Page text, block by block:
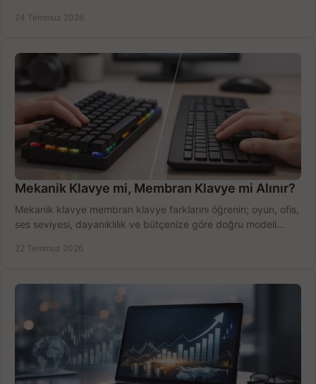
24 Temmuz 2026
Mekanik Klavye mi, Membran Klavye mi Alınır?
Mekanik klavye membran klavye farklarını öğrenin; oyun, ofis,
ses seviyesi, dayanıklılık ve bütçenize göre doğru modeli
22 Temmuz 2026